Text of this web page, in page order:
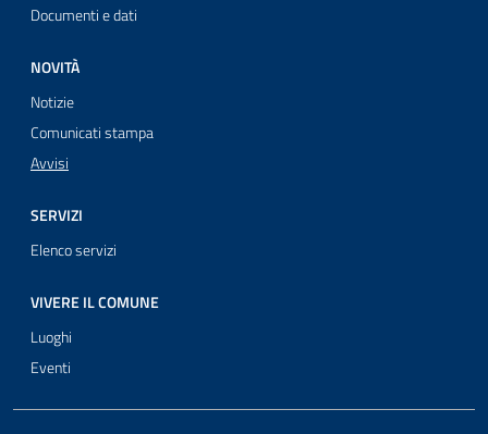
Documenti e dati
NOVITÀ
Notizie
Comunicati stampa
Avvisi
SERVIZI
Elenco servizi
VIVERE IL COMUNE
Luoghi
Eventi